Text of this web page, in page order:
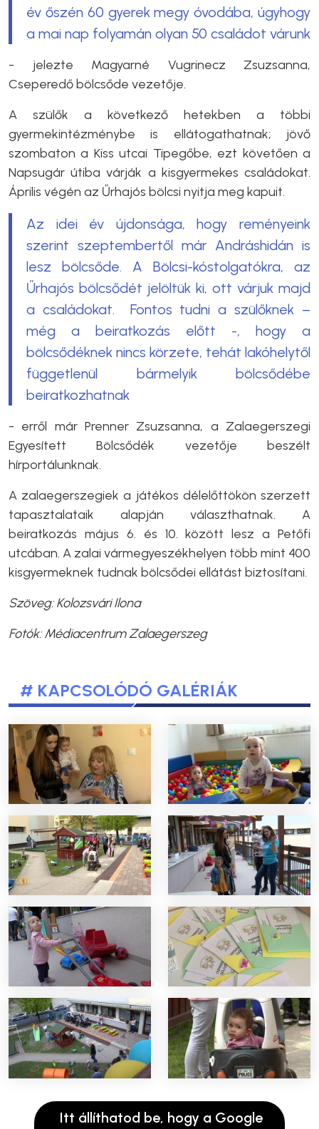
év őszén 60 gyerek megy óvodába, úgyhogy
a mai nap folyamán olyan 50 családot várunk
- jelezte Magyarné Vugrinecz Zsuzsanna,
Cseperedő bölcsőde vezetője.
A szülők a következő hetekben a többi
gyermekintézménybe is ellátogathatnak; jövő
szombaton a Kiss utcai Tipegőbe, ezt követően a
Napsugár útiba várják a kisgyermekes családokat.
Április végén az Űrhajós bölcsi nyitja meg kapuit.
Az idei év újdonsága, hogy reményeink
szerint szeptembertől már Andráshidán is
lesz bölcsőde. A Bölcsi-kóstolgatókra, az
Űrhajós bölcsődét jelöltük ki, ott várjuk majd
a családokat. Fontos tudni a szülőknek –
még a beiratkozás előtt -, hogy a
bölcsődéknek nincs körzete, tehát lakóhelytől
függetlenül bármelyik bölcsődébe
beiratkozhatnak
- erről már Prenner Zsuzsanna, a Zalaegerszegi
Egyesített Bölcsődék vezetője beszélt
hírportálunknak.
A zalaegerszegiek a játékos délelőttökön szerzett
tapasztalataik alapján választhatnak. A
beiratkozás május 6. és 10. között lesz a Petőfi
utcában. A zalai vármegyeszékhelyen több mint 400
kisgyermeknek tudnak bölcsődei ellátást biztosítani.
Szöveg: Kolozsvári Ilona
Fotók: Médiacentrum Zalaegerszeg
# KAPCSOLÓDÓ GALÉRIÁK
Itt állíthatod be, hogy a Google